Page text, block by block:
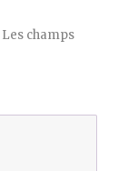
Les champs